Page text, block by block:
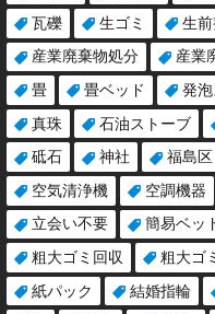
瓦礫
生ゴミ 生
産業廃棄物処分
産業
畳
畳ベッド 発
真珠
石油ストーブ
砥石
神社 福島区
空気清浄機
空調機器
立会い不要
簡易ベッ
粗大ゴミ回収
粗大ゴ
紙パック
結婚指輪